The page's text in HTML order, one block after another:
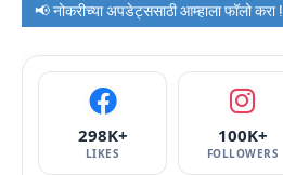
📢 नोकरीच्या अपडेट्ससाठी आम्हाला फॉलो करा !
298K+
LIKES
100K+
FOLLOWERS